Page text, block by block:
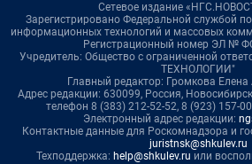
Сетевое издание
Зарегистрировано Федеральной службой
информационных технологий и массовых
Регистрационный номер ЭЛ №
Учредитель: Общество с ограниченной
ТЕХНОЛОГИИ"
Главный редактор: Громкова Елена
Адрес редакции: 630099, Россия,
телефон 8 (383) 212-52-52, 8 (923) 157-
Электронный адрес редакции:
Контактные данные для Роскомнадзора и
juristnsk@shkulev.ru
Техподдержка: help@shkulev.ru или